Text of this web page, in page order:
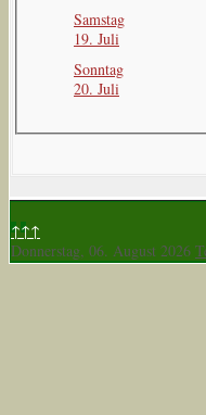
Samstag
19. Juli
Sonntag
20. Juli
↑↑↑
Donnerstag, 06. August 2026